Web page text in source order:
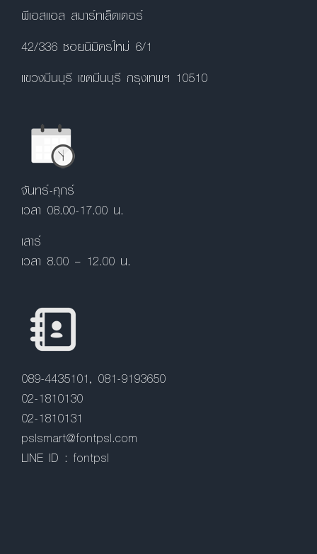
พีเอสแอล สมาร์ทเล็ตเตอร์
42/336 ซอยนิมิตรใหม่ 6/1
แขวงมีนบุรี เขตมีนบุรี กรุงเทพฯ 10510
จันทร์-ศุกร์
เวลา 08.00-17.00 น.
เสาร์
เวลา 8.00 – 12.00 น.
089-4435101, 081-9193650
02-1810130
02-1810131
pslsmart@fontpsl.com
LINE ID : fontpsl